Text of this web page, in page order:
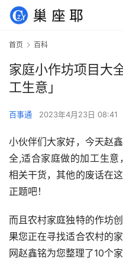
首页 百科
家庭小作坊项目大
工生意」
百事通 2023年4月23日 08:41
小伙伴们大家好，今天赵
全,适合家庭做的加工生
相关干货，其他的废话在
正题吧！
而且农村家庭独特的作坊
果您正在寻找适合农村的
网赵鑫铭为您整理了10个